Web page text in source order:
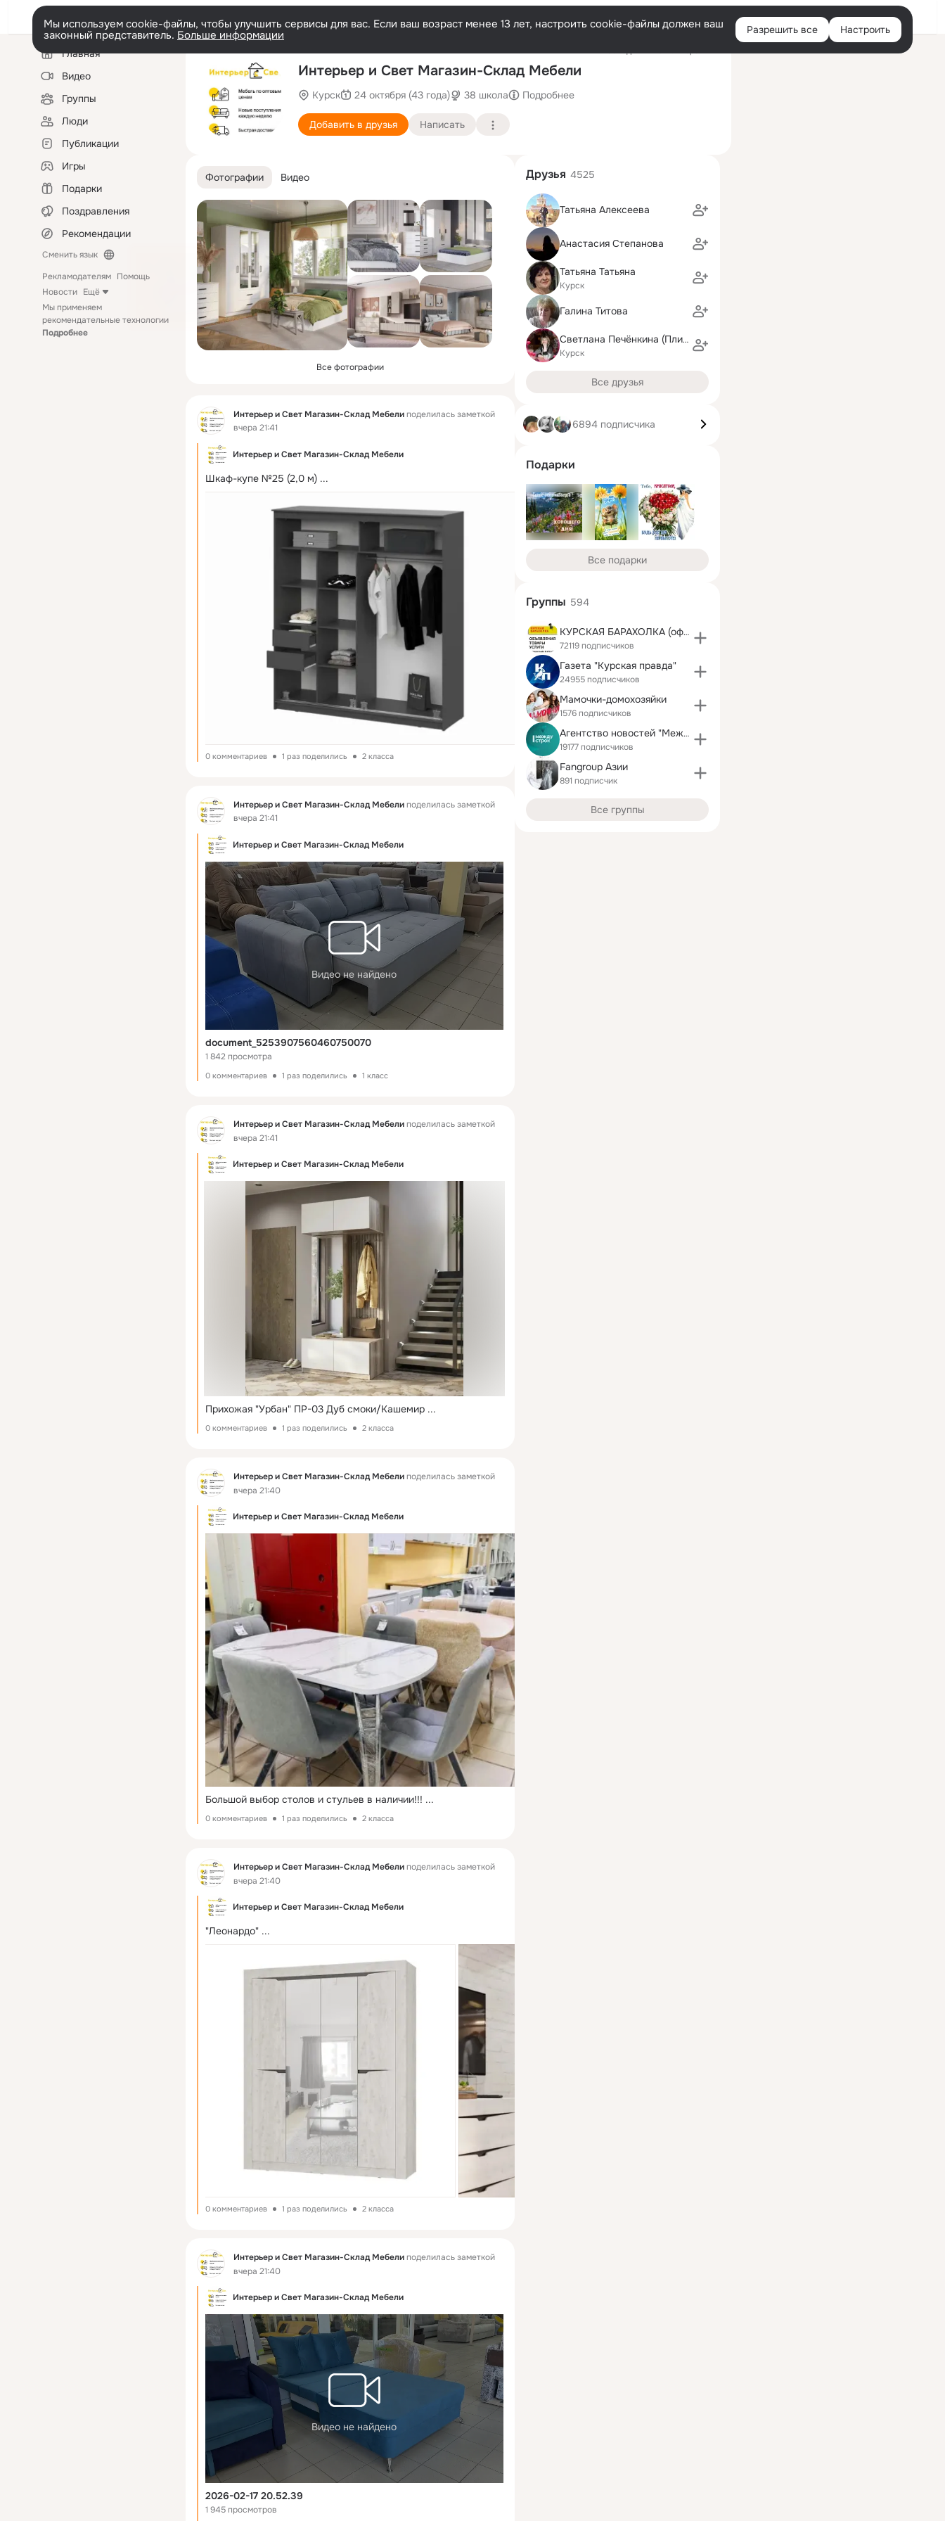
Войти
Мы используем cookie-файлы, чтобы улучшить сервисы для вас. Если ваш возраст менее 13 лет, настроить cookie-файлы должен ваш
законный представитель. Больше информации Разрешить все Настроить
Левая
колонкаГлавная
Видео
Группы
Люди
Публикации
Игры
Подарки
Поздравления
Рекомендации
Сменить язык
Рекламодателям Помощь
Новости Ещё
Мы применяем
рекомендательные технологии
Подробнее
Интерьер и Свет Магазин-Склад Мебели
Курск 24 октября (43 года) 38 школа Подробнее
Добавить в друзья Написать
Фотографии Видео
Все фотографии
Фид Интерьер и Свет Магазин-Склад Мебелиподелилась заметкой
вчера 21:41
Интерьер и Свет Магазин-Склад Мебели
Шкаф-купе №25 (2,0 м) ...
0 комментариев 1 раз поделились 2 класса
Фид Интерьер и Свет Магазин-Склад Мебелиподелилась заметкой
вчера 21:41
Интерьер и Свет Магазин-Склад Мебели
Видео не найдено
document_5253907560460750070
1 842 просмотра
0 комментариев 1 раз поделились 1 класс
Фид Интерьер и Свет Магазин-Склад Мебелиподелилась заметкой
вчера 21:41
Интерьер и Свет Магазин-Склад Мебели
Прихожая "Урбан" ПР-03 Дуб смоки/Кашемир ...
0 комментариев 1 раз поделились 2 класса
Фид Интерьер и Свет Магазин-Склад Мебелиподелилась заметкой
вчера 21:40
Интерьер и Свет Магазин-Склад Мебели
Большой выбор столов и стульев в наличии!!! ...
0 комментариев 1 раз поделились 2 класса
Фид Интерьер и Свет Магазин-Склад Мебелиподелилась заметкой
вчера 21:40
Интерьер и Свет Магазин-Склад Мебели
"Леонардо" ...
0 комментариев 1 раз поделились 2 класса
Фид Интерьер и Свет Магазин-Склад Мебелиподелилась заметкой
вчера 21:40
Интерьер и Свет Магазин-Склад Мебели
Видео не найдено
2026-02-17 20.52.39
1 945 просмотров
Друзья 4525
Татьяна Алексеева
Анастасия Степанова
Татьяна Татьяна
Курск
Галина Титова
Светлана Печёнкина (Плигина)
Курск
Все друзья
6894 подписчика
Подарки
Все подарки
Группы 594
КУРСКАЯ БАРАХОЛКА (официальное сообщество)
72119 подписчиков
Газета "Курская правда"
24955 подписчиков
Мамочки-домохозяйки
1576 подписчиков
Агентство новостей "Между строк"
19177 подписчиков
Fangroup Азии
891 подписчик
Все группы